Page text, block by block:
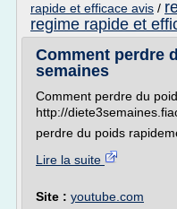
rapide et efficace avis /
regime rapide et
Comment perdre
semaines
Comment perdre du
http://
perdre du poids
Lire la suite
Site : youtube.com